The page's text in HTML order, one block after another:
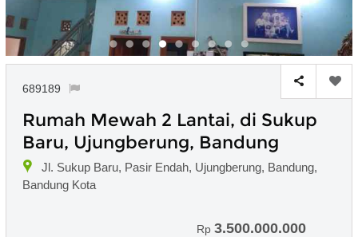
689189
Rumah Mewah 2 Lantai, di Sukup
Baru, Ujungberung, Bandung
Jl. Sukup Baru, Pasir Endah, Ujungberung, Bandung,
Bandung Kota
Rp 3.500.000.000